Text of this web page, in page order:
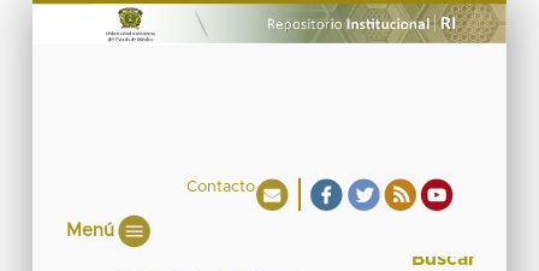
Contacto
Menú
Buscar